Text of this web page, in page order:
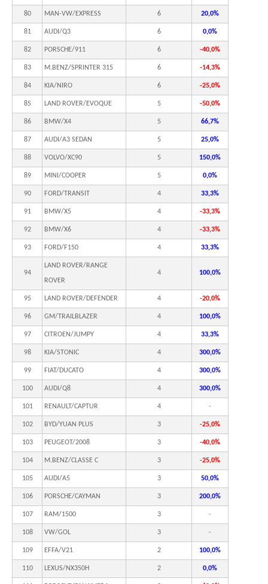
80 MAN-VW/EXPRESS 6 20,0%
81 AUDI/Q3 6 0,0%
82 PORSCHE/911 6 -40,0%
83 M.BENZ/SPRINTER 315 6 -14,3%
84 KIA/NIRO 6 -25,0%
85 LAND ROVER/EVOQUE 5 -50,0%
86 BMW/X4 5 66,7%
87 AUDI/A3 SEDAN 5 25,0%
88 VOLVO/XC90 5 150,0%
89 MINI/COOPER 5 0,0%
90 FORD/TRANSIT 4 33,3%
91 BMW/X5 4 -33,3%
92 BMW/X6 4 -33,3%
93 FORD/F150 4 33,3%
94
LAND ROVER/RANGE
ROVER
4 100,0%
95 LAND ROVER/DEFENDER 4 -20,0%
96 GM/TRAILBLAZER 4 100,0%
97 CITROEN/JUMPY 4 33,3%
98 KIA/STONIC 4 300,0%
99 FIAT/DUCATO 4 300,0%
100 AUDI/Q8 4 300,0%
101 RENAULT/CAPTUR 4 -
102 BYD/YUAN PLUS 3 -25,0%
103 PEUGEOT/2008 3 -40,0%
104 M.BENZ/CLASSE C 3 -25,0%
105 AUDI/A5 3 50,0%
106 PORSCHE/CAYMAN 3 200,0%
107 RAM/1500 3 -
108 VW/GOL 3 -
109 EFFA/V21 2 100,0%
110 LEXUS/NX350H 2 0,0%